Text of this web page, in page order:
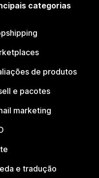
categorias
de produtos
e pacotes
marketing
e tradução